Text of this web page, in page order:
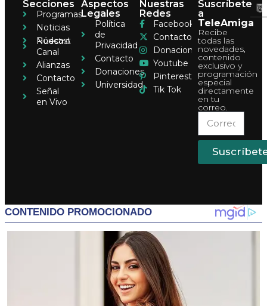
Secciones
Programas
Noticias
Pódcast
Nuestro
Canal
Alianzas
Contacto
Señal
en Vivo
Aspectos
Legales
Política
de
Privacidad
Contacto
Donaciones
Universidad
Nuestras
Redes
Facebook
Contacto
Donaciones
Youtube
Pinterest
Tik Tok
Suscríbete
a
TeleAmiga
Recibe
todas las
novedades,
contenido
exclusivo y
programación
especial
directamente
en tu
correo.